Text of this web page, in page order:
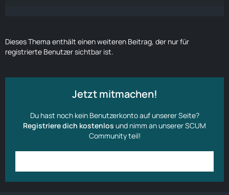
Dieses Thema enthält einen weiteren Beitrag, der nur für
registrierte Benutzer sichtbar ist.
Jetzt mitmachen!
Du hast noch kein Benutzerkonto auf unserer Seite?
Registriere dich kostenlos und nimm an unserer SCUM
Community teil!